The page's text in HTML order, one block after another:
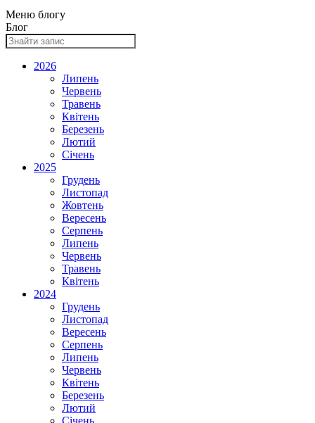
Меню блогу
Блог
2026
Липень
Червень
Травень
Квітень
Березень
Лютий
Січень
2025
Грудень
Листопад
Жовтень
Вересень
Серпень
Липень
Червень
Травень
Квітень
2024
Грудень
Листопад
Вересень
Серпень
Липень
Червень
Квітень
Березень
Лютий
Січень